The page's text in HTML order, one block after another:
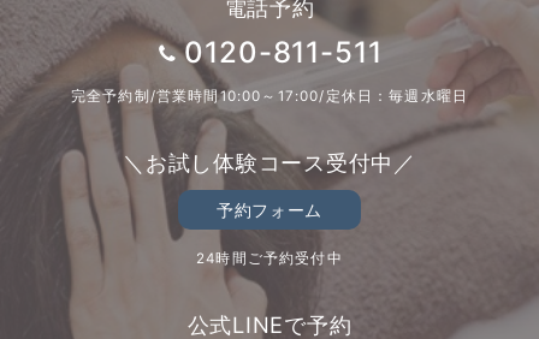
電話予約
0120-811-511
完全予約制/営業時間10:00～17:00/定休日：毎週水曜日
＼お試し体験コース受付中／
予約フォーム
24時間ご予約受付中
公式LINEで予約